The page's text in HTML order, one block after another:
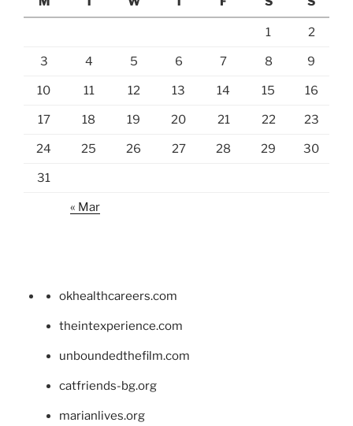
1 2
3 4 5 6 7 8 9
10 11 12 13 14 15 16
17 18 19 20 21 22 23
24 25 26 27 28 29 30
31
« Mar
okhealthcareers.com
theintexperience.com
unboundedthefilm.com
catfriends-bg.org
marianlives.org